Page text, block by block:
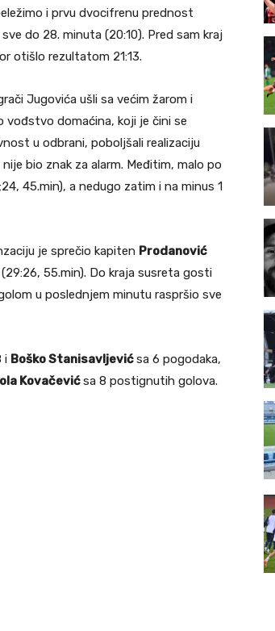
i prvu dvocifrenu prednost
do 28. minuta (20:10). Pred sam kraj
otišlo rezultatom 21:13.
Jugovića ušli sa većim žarom i
vođstvo domaćina, koji je čini se
u odbrani, poboljšali realizaciju
bio znak za alarm. Međitim, malo po
45.min), a nedugo zatim i na minus 1
je sprečio kapiten Prodanović
55.min). Do kraja susreta gosti
u poslednjem minutu raspršio sve
i Boško Stanisavljevićsa 6 pogodaka,
Kovačevićsa 8 postignutih golova.